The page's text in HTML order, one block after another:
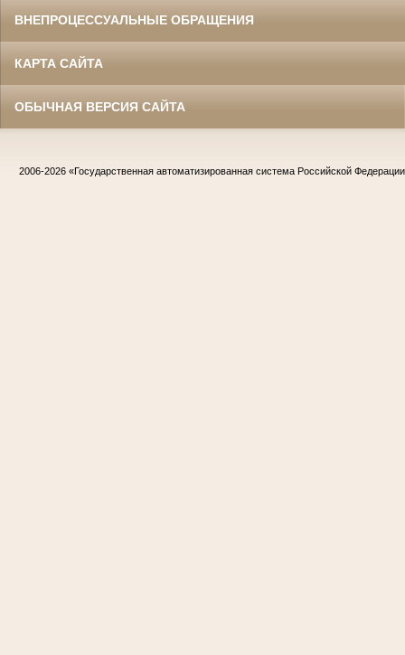
ВНЕПРОЦЕССУАЛЬНЫЕ ОБРАЩЕНИЯ
КАРТА САЙТА
ОБЫЧНАЯ ВЕРСИЯ САЙТА
2006-2026 «Государственная автоматизированная система Российской